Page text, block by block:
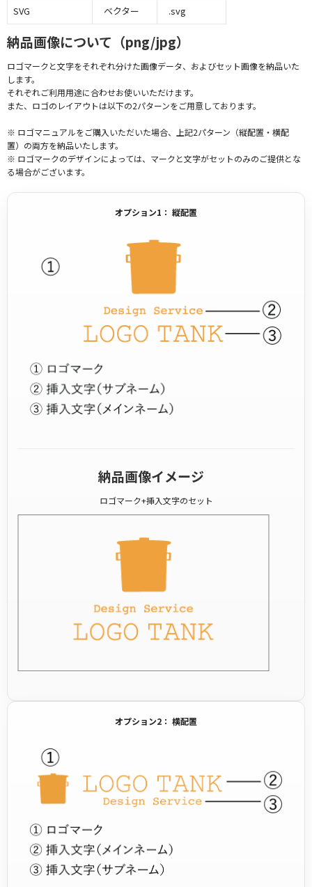
SVG
ベクター .svg
納品画像について（png/jpg）
ロゴマークと文字をそれぞれ分けた画像データ、およびセット画像を納品いた
します。
それぞれご利用用途に合わせお使いいただけます。
また、ロゴのレイアウトは以下の2パターンをご用意しております。
※ ロゴマニュアルをご購入いただいた場合、上記2パターン（縦配置・横配
置）の両方を納品いたします。
※ ロゴマークのデザインによっては、マークと文字がセットのみのご提供とな
る場合がございます。
オプション1： 縦配置
納品画像イメージ
ロゴマーク+挿入文字のセット
オプション2： 横配置